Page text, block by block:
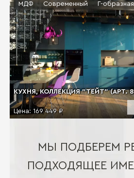
КУХНЯ, КОЛЛЕКЦИЯ "ТЕЙТ" (АРТ.
Цена: 169 449 ₽
МДФ Современный Г-образная
МЫ ПОДБЕРЕМ
ПОДХОДЯЩЕЕ